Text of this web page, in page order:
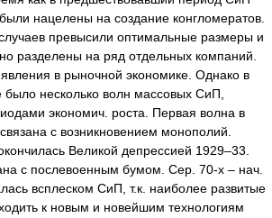
нацелены на создание конгломератов.
превысили оптимальные размеры и
разделены на ряд отдельных компаний.
в рыночной экономике. Однако в
было несколько волн массовых СиП,
экономич. роста. Первая волна в
с возникновением монополий.
Великой депрессией 1929–33.
с послевоенным бумом. Сер. 70-х – нач.
всплеском СиП, т.к. наиболее развитые
к новым и новейшим технологиям